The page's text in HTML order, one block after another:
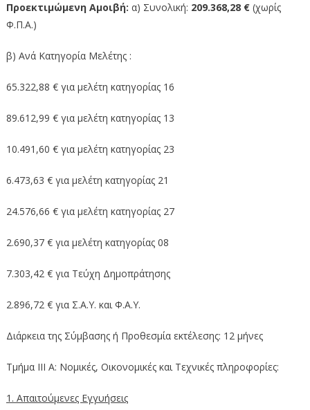
Προεκτιμώμενη Αμοιβή: α) Συνολική: 209.368,28 €(χωρίς
Φ.Π.Α.)
β) Ανά Κατηγορία Μελέτης :
65.322,88 € για μελέτη κατηγορίας 16
89.612,99 € για μελέτη κατηγορίας 13
10.491,60 € για μελέτη κατηγορίας 23
6.473,63 € για μελέτη κατηγορίας 21
24.576,66 € για μελέτη κατηγορίας 27
2.690,37 € για μελέτη κατηγορίας 08
7.303,42 € για Τεύχη Δημοπράτησης
2.896,72 € για Σ.Α.Υ. και Φ.Α.Υ.
Διάρκεια της Σύμβασης ή Προθεσμία εκτέλεσης: 12 μήνες
Τμήμα ΙΙΙ Α: Νομικές, Οικονομικές και Τεχνικές πληροφορίες:
1. Απαιτούμενες Εγγυήσεις